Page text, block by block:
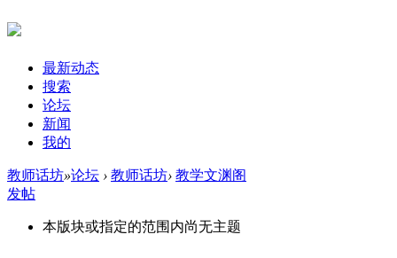
最新动态
搜索
论坛
新闻
我的
教师话坊»论坛 › 教师话坊› 教学文渊阁
发帖
本版块或指定的范围内尚无主题